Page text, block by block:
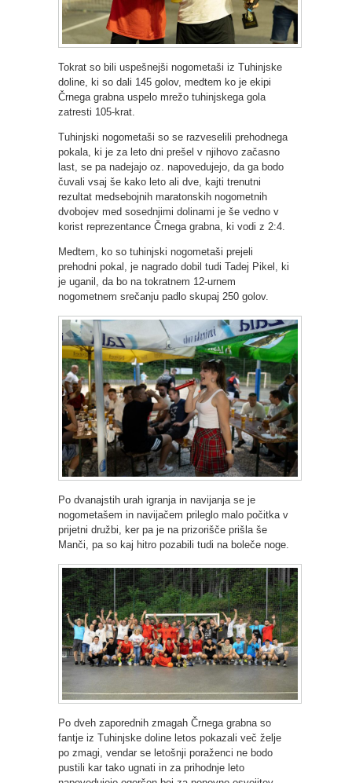
Tokrat so bili uspešnejši nogometaši iz Tuhinjske
doline, ki so dali 145 golov, medtem ko je ekipi
Črnega grabna uspelo mrežo tuhinjskega gola
zatresti 105-krat.
Tuhinjski nogometaši so se razveselili prehodnega
pokala, ki je za leto dni prešel v njihovo začasno
last, se pa nadejajo oz. napovedujejo, da ga bodo
čuvali vsaj še kako leto ali dve, kajti trenutni
rezultat medsebojnih maratonskih nogometnih
dvobojev med sosednjimi dolinami je še vedno v
korist reprezentance Črnega grabna, ki vodi z 2:4.
Medtem, ko so tuhinjski nogometaši prejeli
prehodni pokal, je nagrado dobil tudi Tadej Pikel, ki
je uganil, da bo na tokratnem 12-urnem
nogometnem srečanju padlo skupaj 250 golov.
Po dvanajstih urah igranja in navijanja se je
nogometašem in navijačem prileglo malo počitka v
prijetni družbi, ker pa je na prizorišče prišla še
Manči, pa so kaj hitro pozabili tudi na boleče noge.
Po dveh zaporednih zmagah Črnega grabna so
fantje iz Tuhinjske doline letos pokazali več želje
po zmagi, vendar se letošnji poraženci ne bodo
pustili kar tako ugnati in za prihodnje leto